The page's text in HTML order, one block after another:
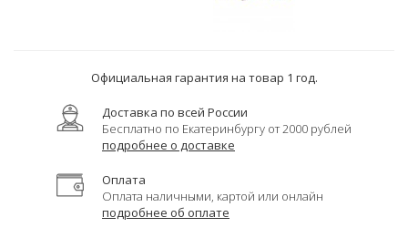
Официальная гарантия на товар 1 год.
Доставка по всей России
Бесплатно по Екатеринбургу от 2000 рублей
подробнее о доставке
Оплата
Оплата наличными, картой или онлайн
подробнее об оплате